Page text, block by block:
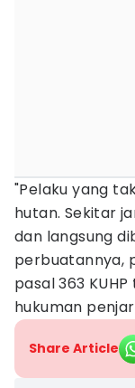
"Pelaku yang
hutan. Sekitar
dan langsung
perbuatannya,
pasal 363
hukuman
Share Article